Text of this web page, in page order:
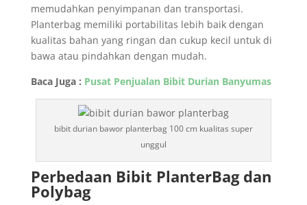
memudahkan penyimpanan dan transportasi.
Planterbag memiliki portabilitas lebih baik dengan
kualitas bahan yang ringan dan cukup kecil untuk di
bawa atau pindahkan dengan mudah.
Baca Juga : Pusat Penjualan Bibit Durian Banyumas
bibit durian bawor planterbag 100 cm kualitas super
unggul
Perbedaan Bibit PlanterBag dan
Polybag